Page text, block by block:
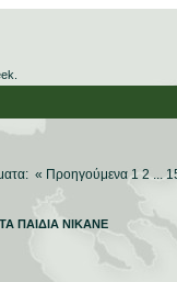
« Προηγούμενα 1 2 ...
ΠΑΙΔΙΑ ΝΙΚΑΝΕ